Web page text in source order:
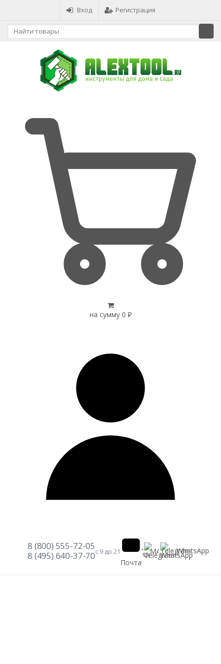
Вход Регистрация
на сумму 0 ₽
8 (800) 555-72-05
8 (495) 640-37-70с 9 до 21
Почта
MAXTelegramWhatsApp